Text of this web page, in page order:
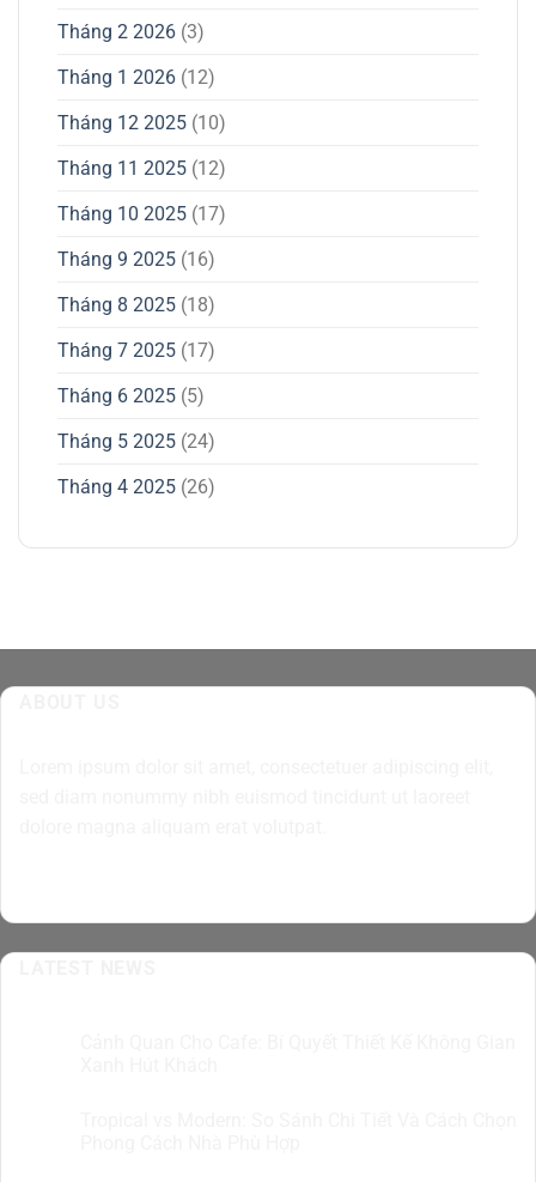
Tháng 2 2026 (3)
Tháng 1 2026 (12)
Tháng 12 2025 (10)
Tháng 11 2025 (12)
Tháng 10 2025 (17)
Tháng 9 2025 (16)
Tháng 8 2025 (18)
Tháng 7 2025 (17)
Tháng 6 2025 (5)
Tháng 5 2025 (24)
Tháng 4 2025 (26)